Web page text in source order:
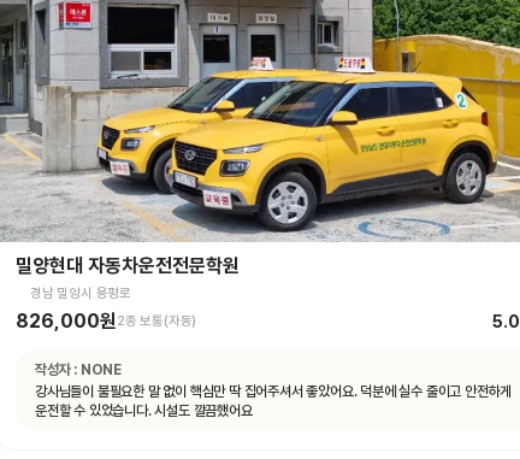
밀양현대 자동차운전전문학원
경남 밀양시 용평로
826,000원2종 보통(자동) 5.0
작성자 : NONE
강사님들이 불필요한 말 없이 핵심만 딱 집어주셔서 좋았어요. 덕분에 실수 줄이고 안전하게
운전할 수 있었습니다. 시설도 깔끔했어요